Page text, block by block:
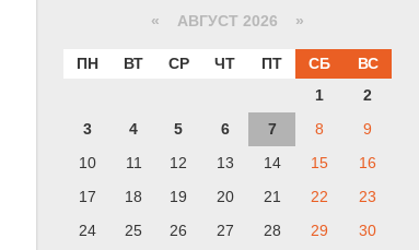
« АВГУСТ 2026 »
ПН ВТ СР ЧТ ПТ СБ
ВС
1
2
3
4 5 6 7 8
9
10
11 12 13 14 15
16
17
18 19 20 21 22
23
24
25 26 27 28 29
30